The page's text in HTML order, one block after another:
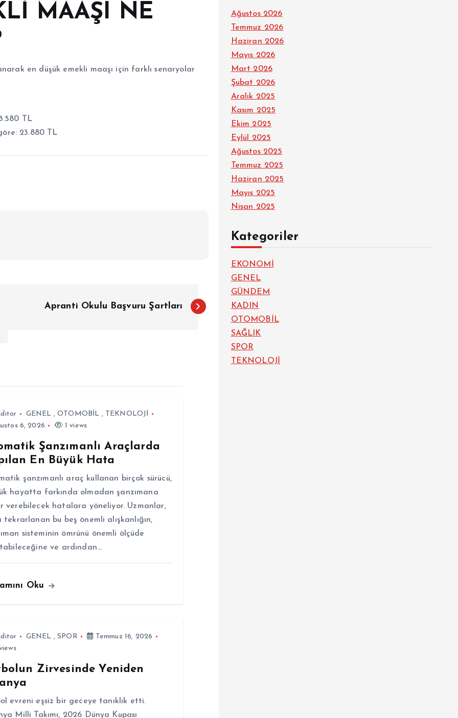
MAAŞI NE
en düşük emekli maaşı için farklı senaryolar
TL
23.880 TL
Apranti Okulu Başvuru Şartları
GENEL ,OTOMOBİL , TEKNOLOJİ
6, 2026
1 views
Şanzımanlı Araçlarda
En Büyük Hata
şanzımanlı araç kullanan birçok sürücü,
hayatta farkında olmadan şanzımana
verebilecek hatalara yöneliyor. Uzmanlar,
tekrarlanan bu beş önemli alışkanlığın,
sisteminin ömrünü önemli ölçüde
ve ardından…
Oku
GENEL ,SPOR
Temmuz 16, 2026
Zirvesinde Yeniden
evreni eşsiz bir geceye tanıklık etti.
Milli Takımı, 2026 Dünya Kupası
Ağustos 2026
Temmuz 2026
Haziran 2026
Mayıs 2026
Mart 2026
Şubat 2026
Aralık 2025
Kasım 2025
Ekim 2025
Eylül 2025
Ağustos 2025
Temmuz 2025
Haziran 2025
Mayıs 2025
Nisan 2025
Kategoriler
EKONOMİ
GENEL
GÜNDEM
KADIN
OTOMOBİL
SAĞLIK
SPOR
TEKNOLOJİ